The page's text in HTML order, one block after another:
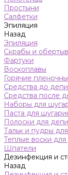
Простыни
Салфетки
Эпиляция
Назад
Эпиляция
Скрабы и
Фартуки
Воскоплавы
Горячие
Средства до
Средства после
Наборы для
Паста для
Полоски для
Тальк и пудры
Теплые воски
Шпатели
Дезинфекция и
Назад